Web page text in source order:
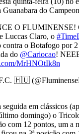
Guanabara do
O FLUMINENSE!
Luccas Claro, o
contra o Botafogo por
do @Cariocao!
MrHNOtIk8n
🇭🇺
em clássicos
domingo) o
com 12 pontos, um a